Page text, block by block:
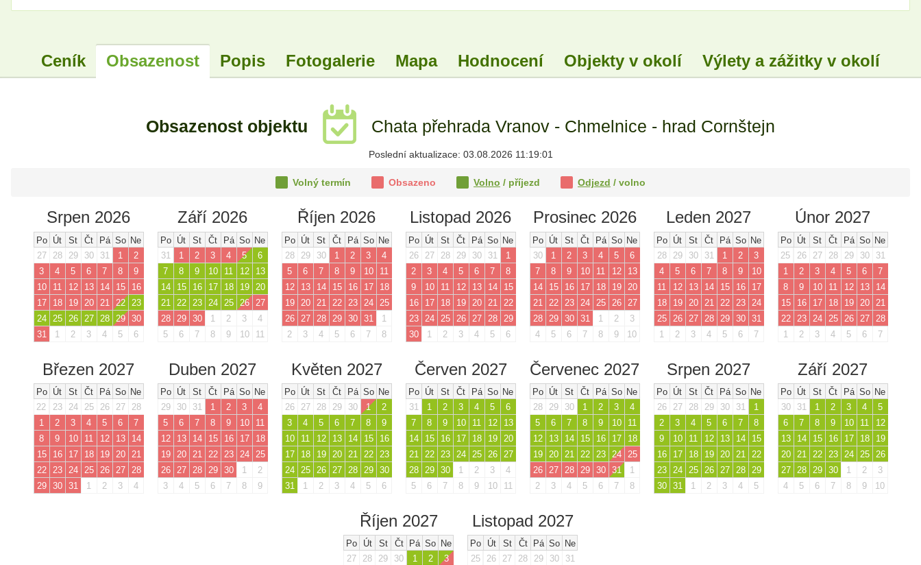
Ceník Obsazenost Popis Fotogalerie Mapa Hodnocení Objekty v okolí Výlety a zážitky v okolí
Obsazenost objektu Chata přehrada Vranov - Chmelnice - hrad Cornštejn
Poslední aktualizace: 03.08.2026 11:19:01
Volný termín Obsazeno Volno / příjezd Odjezd / volno
Srpen 2026
Po Út St Čt Pá So Ne
27
28 29 30 31 1
2
3
4 5 6 7 8
9
10
11 12 13 14 15
16
17
18 19 20 21 22
23
24
25 26 27 28 29
30
31
1 2 3 4 5 6
Září 2026
Po Út St Čt Pá So Ne
31
1 2 3 4 5
6
7
8 9 10 11 12
13
14
15 16 17 18 19
20
21
22 23 24 25 26
27
28
29 30 1 2 3
4
5
6 7 8 9 10 11
Říjen 2026
Po Út St Čt Pá So Ne
28
29 30 1 2 3
4
5
6 7 8 9 10
11
12
13 14 15 16 17
18
19
20 21 22 23 24
25
26
27 28 29 30 31
1
2
3 4 5 6 7 8
Listopad 2026
Po Út St Čt Pá So Ne
26
27 28 29 30 31
1
2
3 4 5 6 7
8
9
10 11 12 13 14
15
16
17 18 19 20 21
22
23
24 25 26 27 28
29
30
1 2 3 4 5 6
Prosinec 2026
Po Út St Čt Pá So Ne
30
1 2 3 4 5
6
7
8 9 10 11 12
13
14
15 16 17 18 19
20
21
22 23 24 25 26
27
28
29 30 31 1 2
3
4
5 6 7 8 9 10
Leden 2027
Po Út St Čt Pá So Ne
28
29 30 31 1 2
3
4
5 6 7 8 9
10
11
12 13 14 15 16
17
18
19 20 21 22 23
24
25
26 27 28 29 30
31
1
2 3 4 5 6 7
Únor 2027
Po Út St Čt Pá So Ne
25
26 27 28 29 30
31
1
2 3 4 5 6
7
8
9 10 11 12 13
14
15
16 17 18 19 20
21
22
23 24 25 26 27
28
1
2 3 4 5 6 7
Březen 2027
Po Út St Čt Pá So Ne
22
23 24 25 26 27
28
1
2 3 4 5 6
7
8
9 10 11 12 13
14
15
16 17 18 19 20
21
22
23 24 25 26 27
28
29
30 31 1 2 3 4
Duben 2027
Po Út St Čt Pá So Ne
29
30 31 1 2 3
4
5
6 7 8 9 10
11
12
13 14 15 16 17
18
19
20 21 22 23 24
25
26
27 28 29 30 1
2
3
4 5 6 7 8 9
Květen 2027
Po Út St Čt Pá So Ne
26
27 28 29 30 1
2
3
4 5 6 7 8
9
10
11 12 13 14 15
16
17
18 19 20 21 22
23
24
25 26 27 28 29
30
31
1 2 3 4 5 6
Červen 2027
Po Út St Čt Pá So Ne
31
1 2 3 4 5
6
7
8 9 10 11 12
13
14
15 16 17 18 19
20
21
22 23 24 25 26
27
28
29 30 1 2 3
4
5
6 7 8 9 10 11
Červenec 2027
Po Út St Čt Pá So Ne
28
29 30 1 2 3
4
5
6 7 8 9 10
11
12
13 14 15 16 17
18
19
20 21 22 23 24
25
26
27 28 29 30 31
1
2
3 4 5 6 7 8
Srpen 2027
Po Út St Čt Pá So Ne
26
27 28 29 30 31
1
2
3 4 5 6 7
8
9
10 11 12 13 14
15
16
17 18 19 20 21
22
23
24 25 26 27 28
29
30
31 1 2 3 4 5
Září 2027
Po Út St Čt Pá So Ne
30
31 1 2 3 4
5
6
7 8 9 10 11
12
13
14 15 16 17 18
19
20
21 22 23 24 25
26
27
28 29 30 1 2
3
4
5 6 7 8 9 10
Říjen 2027
Po Út St Čt Pá So Ne
27
28 29 30 1 2
3
Listopad 2027
Po Út St Čt Pá So Ne
25
26 27 28 29 30
31